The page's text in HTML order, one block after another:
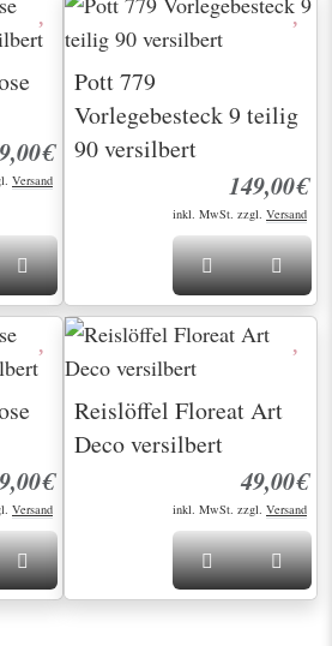
Versand
Pott 779
Vorlegebesteck 9 teilig
90 versilbert
149,00€
inkl. MwSt. zzgl. Versand
Versand
Reislöffel Floreat Art
Deco versilbert
49,00€
inkl. MwSt. zzgl. Versand